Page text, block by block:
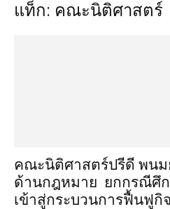
แท็ก: คณะนิติศาสตร์
คณะนิติศาสตร์ปรีดี พนม
ด้านกฎหมาย ยกกรณีศึ
เข้าสู่กระบวนการฟื้นฟูกิ